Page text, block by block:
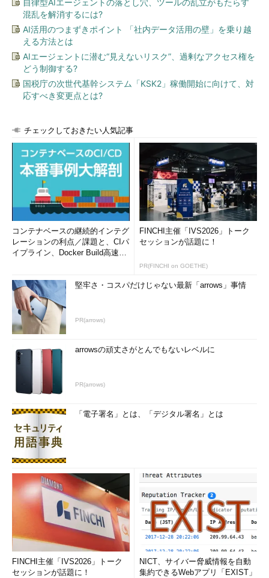
自律型AIエージェントの落とし穴、ツールの乱立がもたらす
混乱を解消するには?
AI活用のつまずきポイント 「社内データ活用の壁」を乗り越
える方法とは
AIエージェントに潜む“見えないリスク”、過剰なアクセス権を
どう制御する?
国税庁の次世代基幹システム「KSK2」稼働開始に向けて、対
応すべき変更点とは?
チェックしておきたい人気記事
コンテナベースの継続的インテグ
レーションの利点／課題と、CIパ
イプライン、Docker Build高速化
FINCHI主催「IVS2026」トーク
セッションが話題に！
PR(FINCHI on GOETHE)
堅牢さ・コスパだけじゃない最新「arrows」事情
PR(arrows)
arrowsの頑丈さがとんでもないレベルに
PR(arrows)
「電子署名」とは、「デジタル署名」とは
FINCHI主催「IVS2026」トーク
セッションが話題に！
NICT、サイバー脅威情報を自動
集約できるWebアプリ「EXIST」